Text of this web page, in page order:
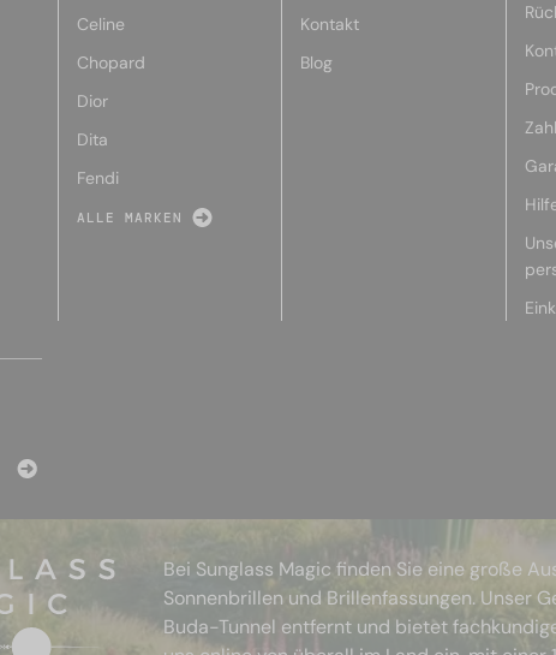
Celine
Chopard
Dior
Dita
Fendi
ALLE MARKEN
Kontakt
Blog
Bei Sunglass Magic finden Sie eine große
Sonnenbrillen und Brillenfassungen. Unser
Buda-Tunnel entfernt und bietet